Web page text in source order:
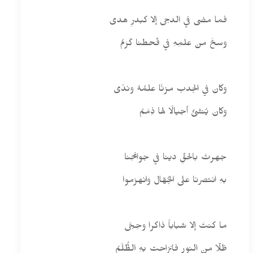
فما مضى في الدجى إلا كبدرِ هدى
وسحَّ من علمِهِ في قَحطنا كَرَمُ
وكان في الجدب مزنًا علمُهُ وندًى
وكان يُنشئُ أجيالًا لها ذِمَمُ
جهرتَ بالحقِّ دينا في جوانحِنا
بهِ انتصرنا على الجُهّال وانهزموا
ما كنتَ إلا شباباً ذاكرا وحِجًى
ظلّا من النورِ فانزاحت بهِ الظُّلَمُ